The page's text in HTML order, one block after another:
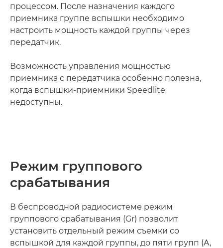
процессом. После назначения каждого
приемника группе вспышки необходимо
настроить мощность каждой группы через
передатчик.
Возможность управления мощностью
приемника с передатчика особенно полезна,
когда вспышки-приемники Speedlite
недоступны.
Режим группового
срабатывания
В беспроводной радиосистеме режим
группового срабатывания (Gr) позволит
установить отдельный режим съемки со
вспышкой для каждой группы, до пяти групп (A,